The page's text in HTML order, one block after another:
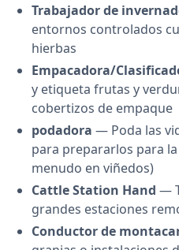
Trabajador de
entornos controlados
hierbas
Empacadora/
y etiqueta frutas y
cobertizos de empaque
podadora — Poda las
para prepararlos para
menudo en viñedos)
Cattle Station Hand —
grandes estaciones
Conductor de